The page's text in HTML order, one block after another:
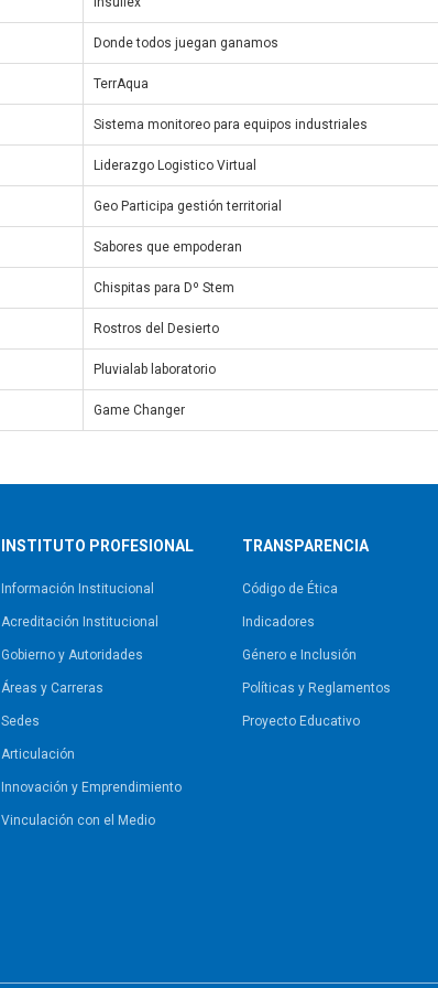
Donde todos juegan ganamos
TerrAqua
Sistema monitoreo para equipos industriales
Liderazgo Logistico Virtual
Geo Participa gestión territorial
Sabores que empoderan
Chispitas para Dº Stem
Rostros del Desierto
Pluvialab laboratorio
Game Changer
INSTITUTO PROFESIONAL
Información Institucional
Acreditación Institucional
Gobierno y Autoridades​
Áreas y Carreras
Sedes
Articulación
Innovación y Emprendimiento
Vinculación con el Medio
TRANSPARENCIA
Código de Ética
Indicadores
Género e Inclusión
Políticas y Reglamentos​
Proyecto Educativo